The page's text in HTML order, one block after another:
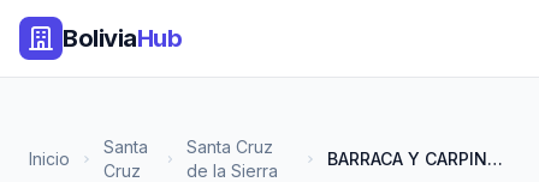
BoliviaHub
Inicio
Santa
Cruz
Santa Cruz
de la Sierra
BARRACA Y CARPINTERIA JUAN SOR...